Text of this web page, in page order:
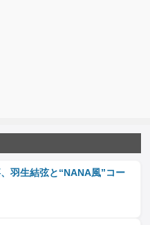
、羽生結弦と“NANA風”コー